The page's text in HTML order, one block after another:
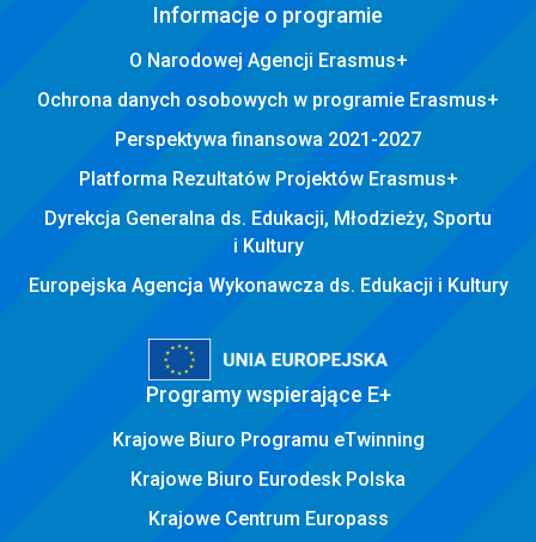
Informacje o programie
O Narodowej Agencji Erasmus+
Ochrona danych osobowych w programie Erasmus+
Perspektywa finansowa 2021-2027
Platforma Rezultatów Projektów Erasmus+
Dyrekcja Generalna ds. Edukacji, Młodzieży, Sportu
i Kultury
Europejska Agencja Wykonawcza ds. Edukacji i Kultury
Programy wspierające E+
Krajowe Biuro Programu eTwinning
Krajowe Biuro Eurodesk Polska
Krajowe Centrum Europass